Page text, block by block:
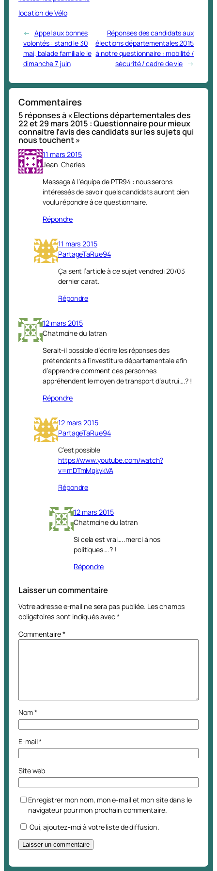
location de Vélo
← Appel aux bonnes
volontés : stand le 30
mai, balade familiale le
dimanche 7 juin
Réponses des candidats aux
élections départementales 2015
à notre questionnaire : mobilité /
sécurité / cadre de vie →
Commentaires
5 réponses à « Elections départementales des
22 et 29 mars 2015 : Questionnaire pour mieux
connaitre l’avis des candidats sur les sujets qui
nous touchent »
11 mars 2015
Jean-Charles
Message à l’équipe de PTR94 : nous serons
intéressés de savoir quels candidats auront bien
voulu répondre à ce questionnaire.
Répondre
11 mars 2015
PartageTaRue94
Ça sent l’article à ce sujet vendredi 20/03
dernier carat.
Répondre
12 mars 2015
Chatmoine du latran
Serait-il possible d’écrire les réponses des
prétendants à l’investiture départementale afin
d’apprendre comment ces personnes
appréhendent le moyen de transport d’autrui….? !
Répondre
12 mars 2015
PartageTaRue94
C’est possible
https://www.youtube.com/watch?
v=mDTmMqkykVA
Répondre
12 mars 2015
Chatmoine du latran
Si cela est vrai…..merci à nos
politiques….? !
Répondre
Laisser un commentaire
Votre adresse e-mail ne sera pas publiée. Les champs
obligatoires sont indiqués avec*
Commentaire*
Nom*
E-mail*
Site web
Enregistrer mon nom, mon e-mail et mon site dans le
navigateur pour mon prochain commentaire.
Oui, ajoutez-moi à votre liste de diffusion.